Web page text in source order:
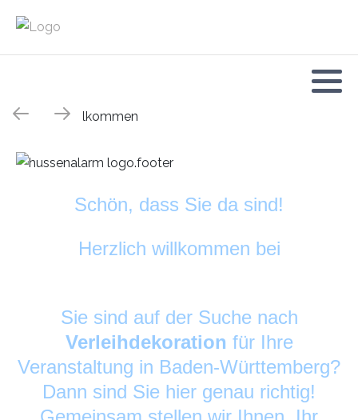
Schön, dass Sie da sind!
Herzlich willkommen bei
Sie sind auf der Suche nach
Verleihdekoration für Ihre
Veranstaltung in Baden-Württemberg?
Dann sind Sie hier genau richtig!